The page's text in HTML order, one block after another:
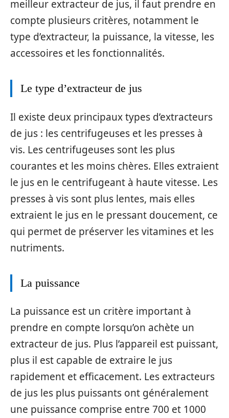
meilleur extracteur de jus, il faut prendre en
compte plusieurs critères, notamment le
type d’extracteur, la puissance, la vitesse, les
accessoires et les fonctionnalités.
Le type d’extracteur de jus
Il existe deux principaux types d’extracteurs
de jus : les centrifugeuses et les presses à
vis. Les centrifugeuses sont les plus
courantes et les moins chères. Elles extraient
le jus en le centrifugeant à haute vitesse. Les
presses à vis sont plus lentes, mais elles
extraient le jus en le pressant doucement, ce
qui permet de préserver les vitamines et les
nutriments.
La puissance
La puissance est un critère important à
prendre en compte lorsqu’on achète un
extracteur de jus. Plus l’appareil est puissant,
plus il est capable de extraire le jus
rapidement et efficacement. Les extracteurs
de jus les plus puissants ont généralement
une puissance comprise entre 700 et 1000